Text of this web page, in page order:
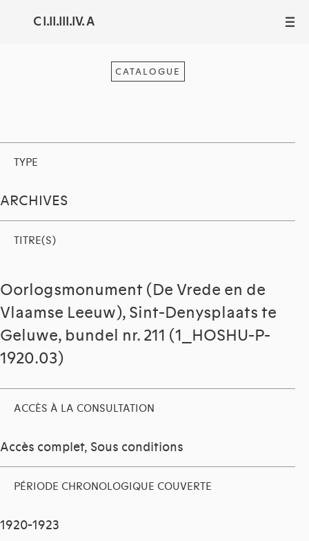
C I.II.III.IV. A III
CATALOGUE
TYPE
ARCHIVES
TITRE(S)
Oorlogsmonument (De Vrede en de
Vlaamse Leeuw), Sint-Denysplaats te
Geluwe, bundel nr. 211 (1_HOSHU-P-
1920.03)
ACCÈS À LA CONSULTATION
Accès complet, Sous conditions
PÉRIODE CHRONOLOGIQUE COUVERTE
1920-1923